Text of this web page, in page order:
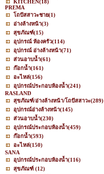
KITCHEN(18)
PREMA
โถปัสสาวะชาย(1)
อ่างล้างหน้า(3)
สุขภัณฑ์(15)
อุปกรณ์ ห้องครัว(114)
อุปกรณ์ อ่างล้างหน้า(71)
ส่วนอาบน้ำ(61)
ก๊อกน้ำ(161)
อะไหล่(156)
อุปกรณ์ประกอบห้องน้ำ(241)
RASLAND
สุขภัณฑ์/อ่างล้างหน้า/โถปัสสาวะ(289)
อุปกรณ์อ่างล้างหน้า(145)
ส่วนอาบน้ำ(230)
อุปกรณ์ประกอบห้องน้ำ(459)
ก๊อกน้ำ(593)
อะไหล่(150)
SANA
อุปกรณ์ประกอบห้องน้ำ(116)
สุขภัณฑ์ (12)